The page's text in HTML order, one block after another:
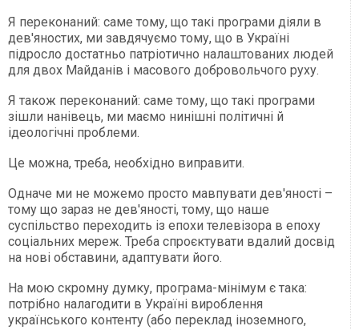
Я переконаний: саме тому, що такі програми діяли в
дев'яностих, ми завдячуємо тому, що в Україні
підросло достатньо патріотично налаштованих людей
для двох Майданів і масового добровольчого руху.
Я також переконаний: саме тому, що такі програми
зішли нанівець, ми маємо нинішні політичні й
ідеологічні проблеми.
Це можна, треба, необхідно виправити.
Одначе ми не можемо просто мавпувати дев'яності –
тому що зараз не дев'яності, тому, що наше
суспільство переходить із епохи телевізора в епоху
соціальних мереж. Треба спроєктувати вдалий досвід
на нові обставини, адаптувати його.
На мою скромну думку, програма-мінімум є така:
потрібно налагодити в Україні вироблення
українського контенту (або переклад іноземного,